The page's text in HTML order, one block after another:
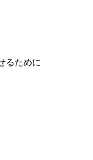
るために